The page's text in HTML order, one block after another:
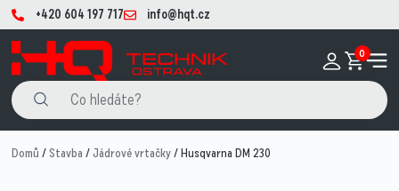
+420 604 197 717 info@hqt.cz
0
Domů /Stavba /Jádrové vrtačky/ Husqvarna DM 230